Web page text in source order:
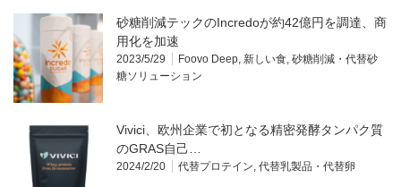
砂糖削減テックのIncredoが約42億円を調達、商
用化を加速
2023/5/29 Foovo Deep 新しい食 砂糖削減・代替砂
糖ソリューション
Vivici、欧州企業で初となる精密発酵タンパク質
のGRAS自己…
2024/2/20 代替プロテイン 代替乳製品・代替卵